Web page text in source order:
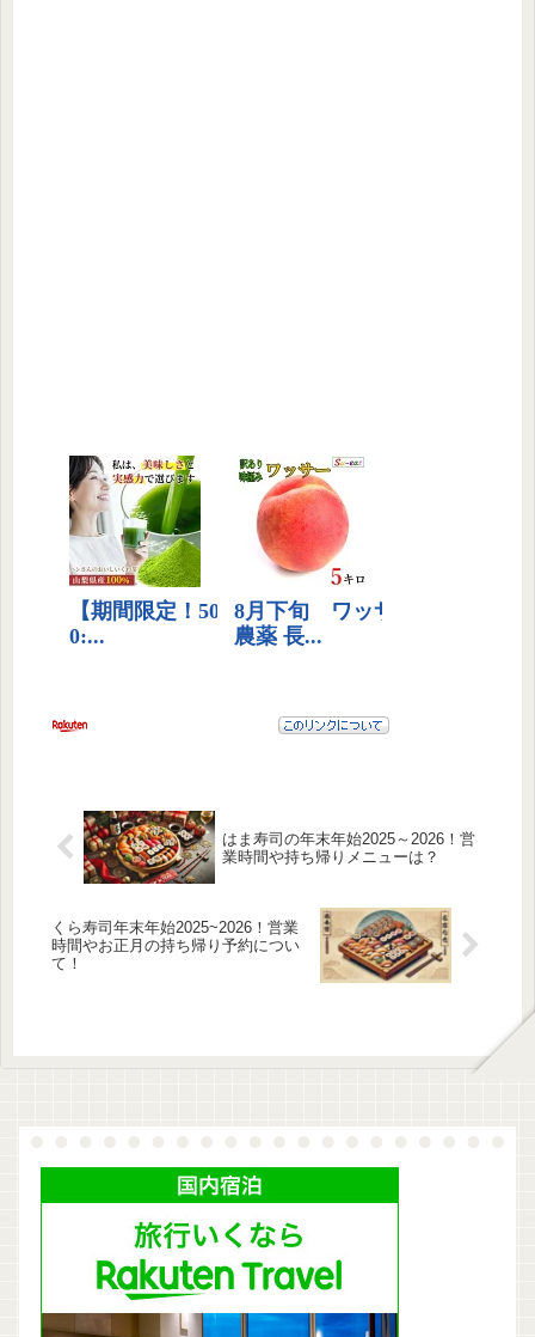
はま寿司の年末年始2025～2026！営
業時間や持ち帰りメニューは？
くら寿司年末年始2025~2026！営業
時間やお正月の持ち帰り予約につい
て！